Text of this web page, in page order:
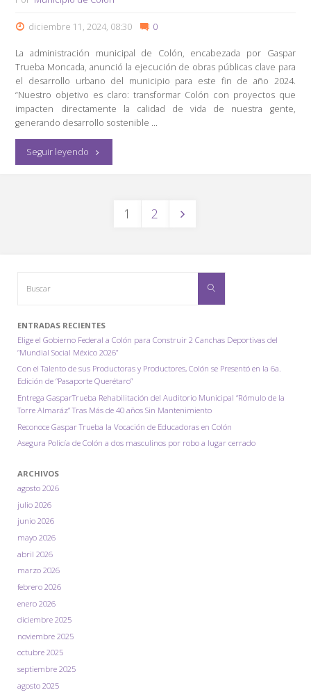
diciembre 11, 2024, 08:30 0
La administración municipal de Colón, encabezada por Gaspar
Trueba Moncada, anunció la ejecución de obras públicas clave para
el desarrollo urbano del municipio para este fin de año 2024.
“Nuestro objetivo es claro: transformar Colón con proyectos que
impacten directamente la calidad de vida de nuestra gente,
generando desarrollo sostenible …
Seguir leyendo"Supervisa
urbanas"
PAGINACIÓN
1 2
Buscar
ENTRADAS RECIENTES
Elige el Gobierno Federal a Colón para Construir 2 Canchas Deportivas del
“Mundial Social México 2026”
Con el Talento de sus Productoras y Productores, Colón se Presentó en la 6a.
Edición de “Pasaporte Querétaro”
Entrega GasparTrueba Rehabilitación del Auditorio Municipal “Rómulo de la
Torre Almaráz” Tras Más de 40 años Sin Mantenimiento
Reconoce Gaspar Trueba la Vocación de Educadoras en Colón
Asegura Policía de Colón a dos masculinos por robo a lugar cerrado
ARCHIVOS
agosto 2026
julio 2026
junio 2026
mayo 2026
abril 2026
marzo 2026
febrero 2026
enero 2026
diciembre 2025
noviembre 2025
octubre 2025
septiembre 2025
agosto 2025